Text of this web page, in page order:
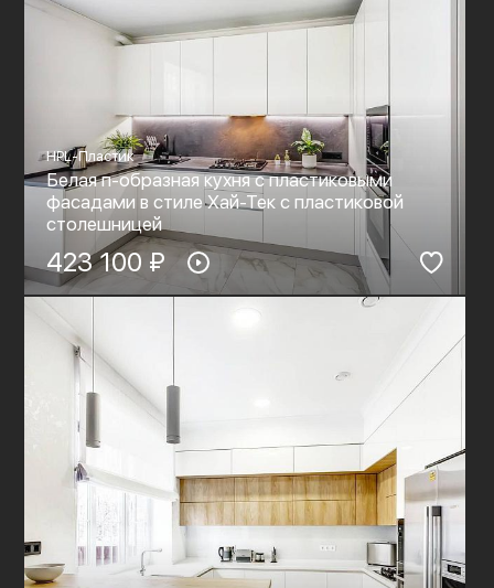
HPL-Пластик
Белая п-образная кухня с пластиковыми
фасадами в стиле Хай-Тек с пластиковой
столешницей
423 100 ₽